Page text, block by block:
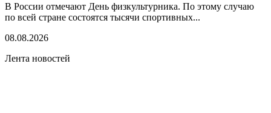
В России отмечают День физкультурника. По этому случаю
по всей стране состоятся тысячи спортивных...
08.08.2026
Лента новостей